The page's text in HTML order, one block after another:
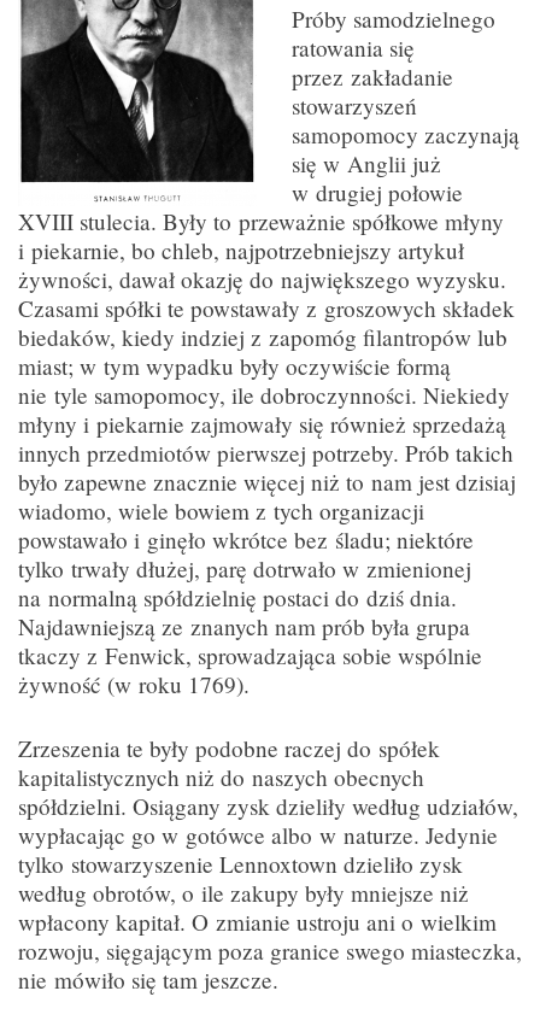
Próby samodzielnego
ratowania się
przez zakładanie
stowarzyszeń
samopomocy zaczynają
się w Anglii już
w drugiej połowie
XVIII stulecia. Były to przeważnie spółkowe młyny
i piekarnie, bo chleb, najpotrzebniejszy artykuł
żywności, dawał okazję do największego wyzysku.
Czasami spółki te powstawały z groszowych składek
biedaków, kiedy indziej z zapomóg filantropów lub
miast; w tym wypadku były oczywiście formą
nie tyle samopomocy, ile dobroczynności. Niekiedy
młyny i piekarnie zajmowały się również sprzedażą
innych przedmiotów pierwszej potrzeby. Prób takich
było zapewne znacznie więcej niż to nam jest dzisiaj
wiadomo, wiele bowiem z tych organizacji
powstawało i ginęło wkrótce bez śladu; niektóre
tylko trwały dłużej, parę dotrwało w zmienionej
na normalną spółdzielnię postaci do dziś dnia.
Najdawniejszą ze znanych nam prób była grupa
tkaczy z Fenwick, sprowadzająca sobie wspólnie
żywność (w roku 1769).
Zrzeszenia te były podobne raczej do spółek
kapitalistycznych niż do naszych obecnych
spółdzielni. Osiągany zysk dzieliły według udziałów,
wypłacając go w gotówce albo w naturze. Jedynie
tylko stowarzyszenie Lennoxtown dzieliło zysk
według obrotów, o ile zakupy były mniejsze niż
wpłacony kapitał. O zmianie ustroju ani o wielkim
rozwoju, sięgającym poza granice swego miasteczka,
nie mówiło się tam jeszcze.